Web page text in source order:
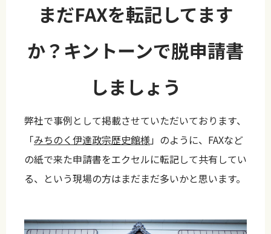
まだFAXを転記してます
か？キントーンで脱申請書
しましょう
弊社で事例として掲載させていただいております、
「みちのく伊達政宗歴史館様」のように、FAXなど
の紙で来た申請書をエクセルに転記して共有してい
る、という現場の方はまだまだ多いかと思います。